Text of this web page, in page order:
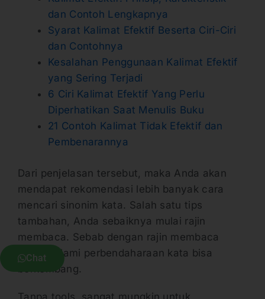
dan Contoh Lengkapnya
Syarat Kalimat Efektif Beserta Ciri-Ciri
dan Contohnya
Kesalahan Penggunaan Kalimat Efektif
yang Sering Terjadi
6 Ciri Kalimat Efektif Yang Perlu
Diperhatikan Saat Menulis Buku
21 Contoh Kalimat Tidak Efektif dan
Pembenarannya
Dari penjelasan tersebut, maka Anda akan
mendapat rekomendasi lebih banyak cara
mencari sinonim kata. Salah satu tips
tambahan, Anda sebaiknya mulai rajin
membaca. Sebab dengan rajin membaca
secara alami perbendaharaan kata bisa
berkembang.
Tanpa tools, sangat mungkin untuk
Chat